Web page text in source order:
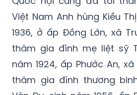
1936, ở ấp Đồng Lớn, xã
thăm gia đình mẹ liệt sỹ
năm 1924, ấp Phước An,
thăm gia đình thương
Văn Đu, sinh năm 1956, ấp
Thái Mỹ.